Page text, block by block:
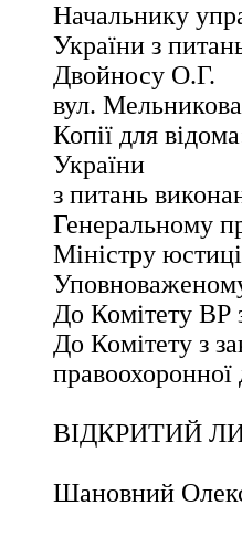
Начальнику
України з
Двойносу О.Г.
вул.
Копії для
України
з питань
Генеральному
Міністру
До Комітету ВР
До Комітету з
правоохоронної
ВІДКРИТИЙ
Шановний